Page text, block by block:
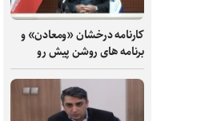
کارنامه درخشان «ومعادن» و
برنامه های روشن پیش رو